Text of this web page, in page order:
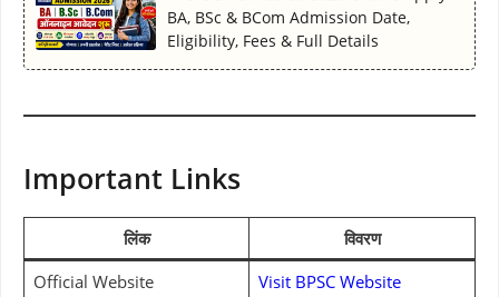
BA, BSc & BCom Admission Date,
Eligibility, Fees & Full Details
Important Links
लिंक
विवरण
Official Website
Visit BPSC Website